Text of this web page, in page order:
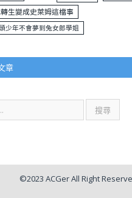
生變成史萊姆這檔事
少年不會夢到兔女郎學姐
章
©2023 ACGer All Right